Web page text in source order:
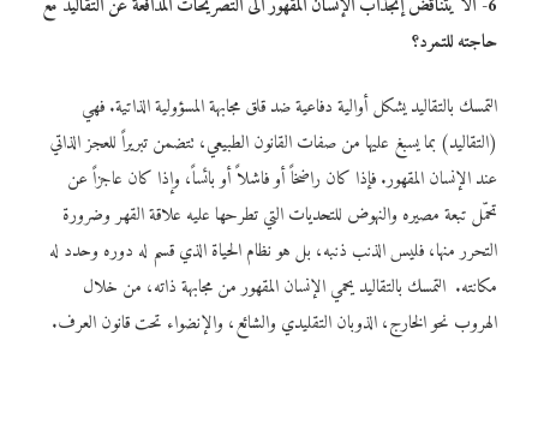
6- ألا يتناقض إنجذاب الإنسان المقهور الى التصريحات المدافعة عن التقاليد مع
حاجته للتمرد؟
التمسك بالتقاليد يشكل أوالية دفاعية ضد قلق مجابهة المسؤولية الذاتية. فهي
(التقاليد) بما يسبغ عليها من صفات القانون الطبيعي، تتضمن تبريراً للعجز الذاتي
عند الإنسان المقهور. فإذا كان راضخاً أو فاشلاً أو بائساً، وإذا كان عاجزاً عن
تحمّل تبعة مصيره والنهوض للتحديات التي تطرحها عليه علاقة القهر وضرورة
التحرر منها، فليس الذنب ذنبه، بل هو نظام الحياة الذي قسم له دوره وحدد له
مكانته. التمسك بالتقاليد يحمي الإنسان المقهور من مجابهة ذاته، من خلال
الهروب نحو الخارج، الذوبان التقليدي والشائع، والإنضواء تحت قانون العرف.